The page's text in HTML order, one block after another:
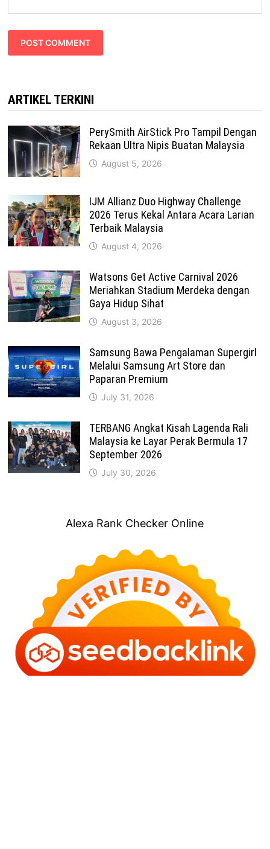
ARTIKEL TERKINI
PerySmith AirStick Pro Tampil Dengan
Rekaan Ultra Nipis Buatan Malaysia
August 5, 2026
IJM Allianz Duo Highway Challenge
2026 Terus Kekal Antara Acara Larian
Terbaik Malaysia
August 4, 2026
Watsons Get Active Carnival 2026
Meriahkan Stadium Merdeka dengan
Gaya Hidup Sihat
August 3, 2026
Samsung Bawa Pengalaman Supergirl
Melalui Samsung Art Store dan
Paparan Premium
July 31, 2026
TERBANG Angkat Kisah Lagenda Rali
Malaysia ke Layar Perak Bermula 17
September 2026
July 30, 2026
Alexa Rank Checker Online